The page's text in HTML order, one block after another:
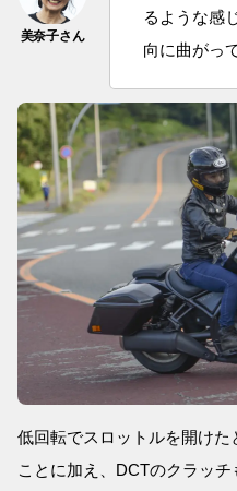
るような感
向に曲がっ
低回転でスロットルを開け
ことに加え、DCTのクラッ